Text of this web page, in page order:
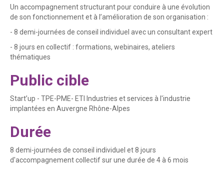
Un accompagnement structurant pour conduire à une évolution
de son fonctionnement et à l’amélioration de son organisation :
- 8 demi-journées de conseil individuel avec un consultant expert
- 8 jours en collectif : formations, webinaires, ateliers
thématiques
Public cible
Start’up - TPE-PME- ETI Industries et services à l'industrie
implantées en Auvergne Rhône-Alpes
Durée
8 demi-journées de conseil individuel et 8 jours
d'accompagnement collectif sur une durée de 4 à 6 mois